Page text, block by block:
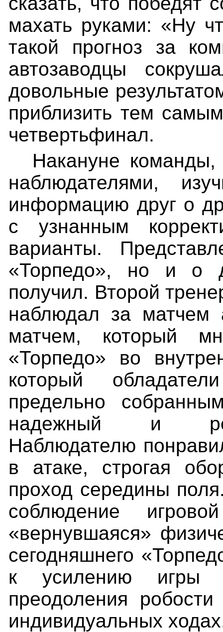
махать руками: «Ну
такой прогноз за
автозаводцы
довольные
приблизить тем
четвертьфинал.
Накануне
наблюдателями,
информацию друг о
с узнанным
варианты.
«Торпедо», но и о
получил. Второй
наблюдал за матчем
матчем, который
«Торпедо» во
который
предельно
надежный и
Наблюдателю
в атаке, строгая
проход середины
соблюдение
«вернувшаяся»
сегодняшнего
к усилению игры
преодоления
индивидуальных